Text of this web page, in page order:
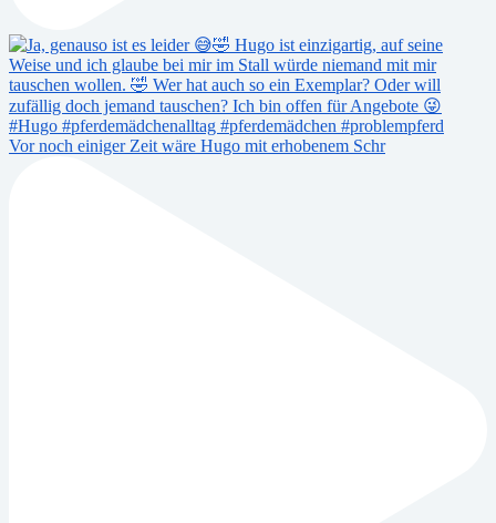
Vor noch einiger Zeit wäre Hugo mit erhobenem Schr